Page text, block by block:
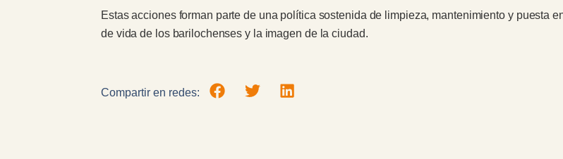
Estas acciones forman parte de una política sostenida de limpieza, mantenimiento y puesta
de vida de los barilochenses y la imagen de la ciudad.
Compartir en redes: